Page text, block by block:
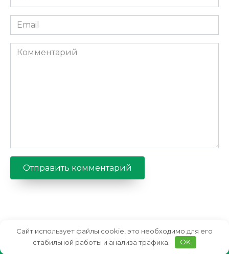
*
Email
*
Комментарий
Сайт использует файлы cookie, это необходимо для его
стабильной работы и анализа трафика.
OK